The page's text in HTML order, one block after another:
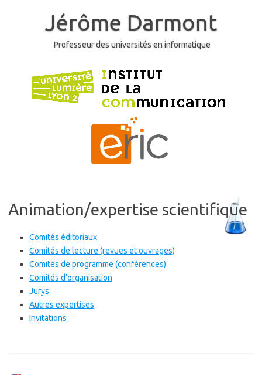
Jérôme Darmont
Professeur des universités en informatique
Animation/expertise scientifique
Comités éditoriaux
Comités de lecture (revues et ouvrages)
Comités de programme (conférences)
Comités d’organisation
Jurys
Autres expertises
Invitations